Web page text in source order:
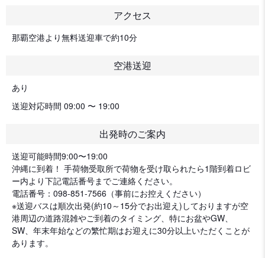
アクセス
那覇空港より無料送迎車で約10分
空港送迎
あり
送迎対応時間 09:00 〜 19:00
出発時のご案内
送迎可能時間9:00〜19:00
沖縄に到着！ 手荷物受取所で荷物を受け取られたら1階到着ロビ
ー内より下記電話番号までご連絡ください。
電話番号：098-851-7566（事前にお控えください）
※送迎バスは順次出発(約10～15分でお出迎え)しておりますが空
港周辺の道路混雑やご到着のタイミング、特にお盆やGW、
SW、年末年始などの繁忙期はお迎えに30分以上いただくことが
あります。